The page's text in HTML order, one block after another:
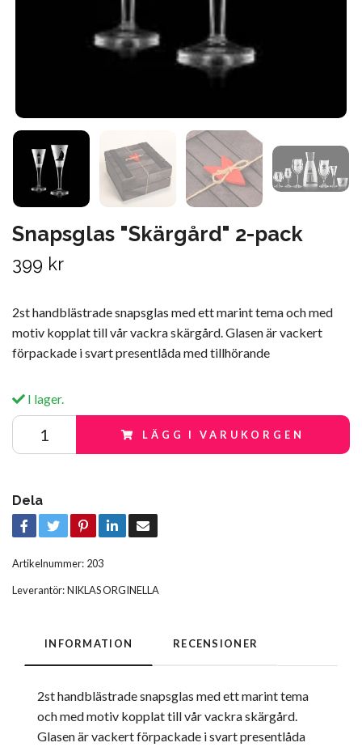
Snapsglas "Skärgård" 2-pack
399 kr
2st handblästrade snapsglas med ett marint tema och med
motiv kopplat till vår vackra skärgård. Glasen är vackert
förpackade i svart presentlåda med tillhörande
I lager.
LÄGG I VARUKORGEN
Dela
Artikelnummer: 203
Leverantör:NIKLAS ORGINELLA
INFORMATION RECENSIONER
2st handblästrade snapsglas med ett marint tema
och med motiv kopplat till vår vackra skärgård.
Glasen är vackert förpackade i svart presentlåda